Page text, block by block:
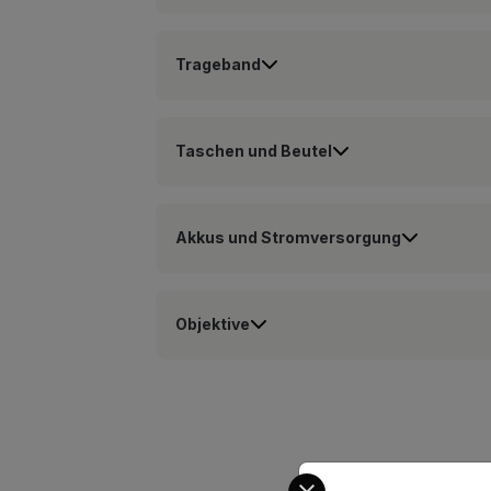
Trageband
Taschen und Beutel
Akkus und Stromversorgung
Objektive
Select your preferred